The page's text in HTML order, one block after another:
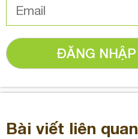
ĐĂNG NHẬP
Bài viết liên quan